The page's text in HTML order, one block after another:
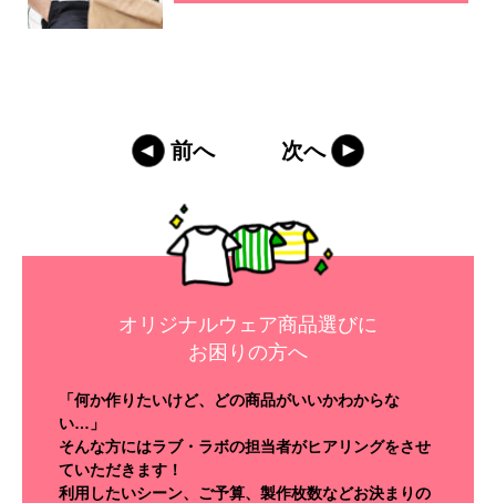
前へ 次へ
オリジナルウェア商品選びに
お困りの方へ
「何か作りたいけど、どの商品がいいかわからな
い…」
そんな方にはラブ・ラボの担当者がヒアリングをさせ
ていただきます！
利用したいシーン、ご予算、製作枚数などお決まりの